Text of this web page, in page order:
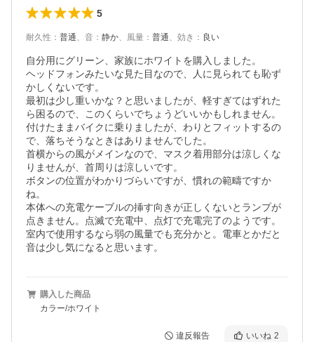
5
耐久性 ： 普通、 音 ： 静か、 風量 ： 普通、 効き ： 良い
自分用にグリーン、家族にホワイトを購入しました。
ヘッドフォンみたいな見た目なので、人に見られても恥ず
かしくないです。
最初は少し重いかな？と思いましたが、軽すぎてはずれた
ら困るので、このくらいでちょうどいいかもしれません。
付けたままバイクに乗りましたが、わりとフィットするの
で、落ちそうなときはありませんでした。
首横からの風がメインなので、マスク着用部分は涼しくな
りませんが、首周りは涼しいです。
ボタンの位置がわかりづらいですが、慣れの範疇ですか
ね。
本体への充電ケーブルの挿す向きが正しくないとランプが
点きません。点滅で充電中、点灯で充電完了のようです。
室内で使用するなら弱の風量でも充分かと。電車とかだと
音は少し気になると思います。
購入した商品
カラー/ホワイト
違反報告 いいね 2